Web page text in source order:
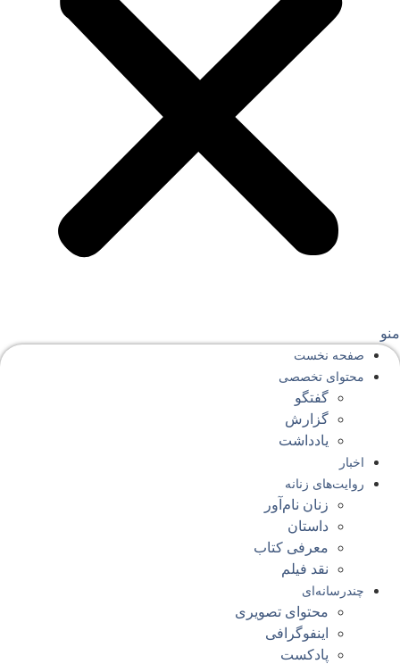
صفحه‌ نخست
محتوای‌ تخصصی
گفتگو
گزارش
یادداشت
اخبار
روایت‌های زنانه
زنان نام‌آور
داستان
معرفی کتاب
نقد فیلم
چندرسانه‌ای
محتوای تصویری
اینفوگرافی
پادکست